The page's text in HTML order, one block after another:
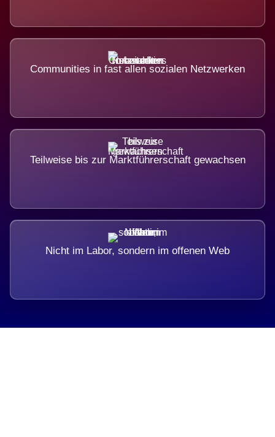
Communities in fast allen sozialen Netzwerken
Teilweise bis zur Marktführerschaft gewachsen
Nicht im Labor, sondern im offenen Web